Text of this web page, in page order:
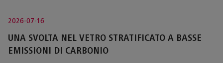
2026-07-16
UNA SVOLTA NEL VETRO STRATIFICATO A BASSE
EMISSIONI DI CARBONIO